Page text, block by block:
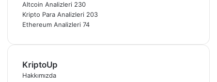
Altcoin Analizleri 230
Kripto Para Analizleri 203
Ethereum Analizleri 74
KriptoUp
Hakkımızda